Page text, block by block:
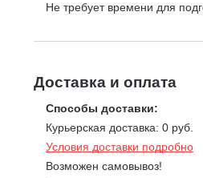
Не требует времени для
Доставка и оплата
Способы доставки:
Курьерская доставка: 0 руб.
Условия доставки подробно
Возможен самовывоз!